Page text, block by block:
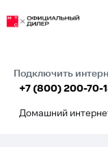
Подключить
+7 (800) 200-70-
Домашний